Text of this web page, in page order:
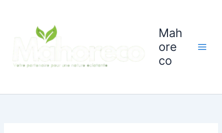
Mah
ore
co